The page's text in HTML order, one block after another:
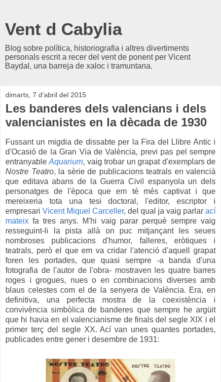
Vent d Cabylia
Blog sobre política, historiografia i altres divertiments
personals escrit a recer del vent de ponent per Vicent
Baydal, una barreja de xaloc i tramuntana.
dimarts, 7 d’abril del 2015
Les banderes dels valencians i dels
valencianistes en la dècada de 1930
Fussant un migdia de dissabte per la Fira del Llibre Antic i
d'Ocasió de la Gran Via de València, previ pas pel sempre
entranyableAquarium, vaig trobar un grapat d'exemplars de
Nostre Teatro, la sèrie de publicacions teatrals en valencià
que editava abans de la Guerra Civil espanyola un dels
personatges de l'època que em té més captivat i que
mereixeria tota una tesi doctoral, l'editor, escriptor i
empresari Vicent Miquel Carceller, del qual ja vaig parlar ací
mateix fa tres anys. M'hi vaig parar perquè sempre vaig
resseguint-li la pista allà on puc mitjançant les seues
nombroses publicacions d'humor, falleres, eròtiques i
teatrals, però el que em va cridar l'atenció d'aquell grapat
foren les portades, que quasi sempre -a banda d'una
fotografia de l'autor de l'obra- mostraven les quatre barres
roges i grogues, nues o en combinacions diverses amb
blaus celestes com el de la senyera de València. Era, en
definitiva, una perfecta mostra de la coexistència i
convivència simbòlica de banderes que sempre he argüit
que hi havia en el valencianisme de finals del segle XIX i el
primer terç del segle XX. Ací van unes quantes portades,
publicades entre gener i desembre de 1931: